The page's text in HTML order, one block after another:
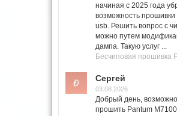
начиная с 2025 года
возможность прошивки
usb. Решить вопрос с
можно путем
дампа. Такую услуг ...
Сергей
03.08.2026
Добрый день,
прошить Pantum